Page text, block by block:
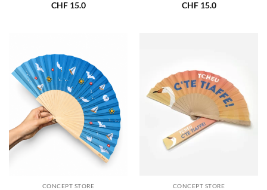
CHF15.0
CHF15.0
CONCEPT STORE CONCEPT STORE